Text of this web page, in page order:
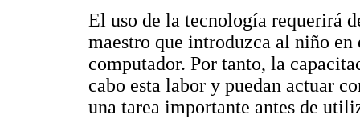
El uso de la tecnología requerirá
maestro que introduzca al niño
computador. Por tanto, la
cabo esta labor y puedan actuar
una tarea importante antes de